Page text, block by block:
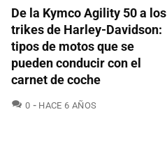
De la Kymco Agility 50 a los
trikes de Harley-Davidson:
tipos de motos que se
pueden conducir con el
carnet de coche
0 COMENTARIOS
HACE 6 AÑOS